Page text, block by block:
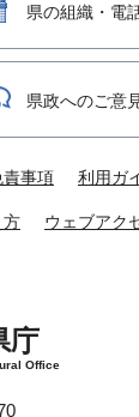
県の組織・電
県政へのご意
責事項 利用ガ
方 ウェブアク
庁
Office